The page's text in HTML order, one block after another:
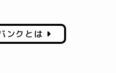
ンクとは